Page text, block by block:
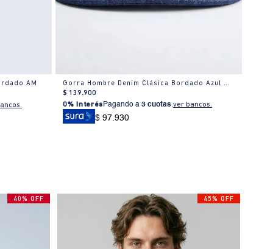
AM Gorra Hombre Denim Clásica Bordado Azul Oscuro
$ 139.900
0% Interés Pagando a3 cuotas.ver bancos.
$ 97.930
40% OFF 45% OFF